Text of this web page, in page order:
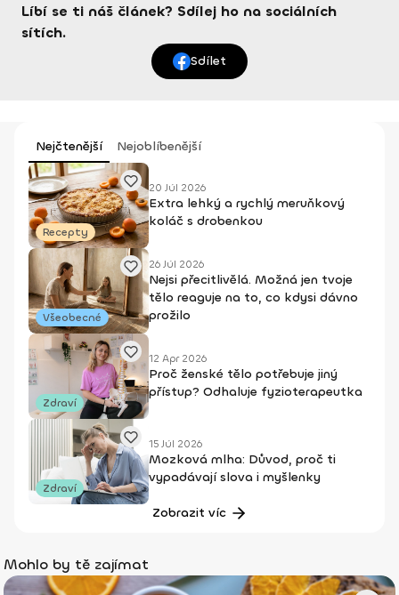
Líbí se ti náš článek? Sdílej ho na sociálních
sítích.
Sdílet
Nejčtenější Nejoblíbenější
Recepty
20 Júl 2026
Extra lehký a rychlý meruňkový
koláč s drobenkou
Všeobecné
26 Júl 2026
Nejsi přecitlivělá. Možná jen tvoje
tělo reaguje na to, co kdysi dávno
prožilo
Zdraví
12 Apr 2026
Proč ženské tělo potřebuje jiný
přístup? Odhaluje fyzioterapeutka
Zdraví
15 Júl 2026
Mozková mlha: Důvod, proč ti
vypadávají slova i myšlenky
Zobrazit víc
Mohlo by tě zajímat